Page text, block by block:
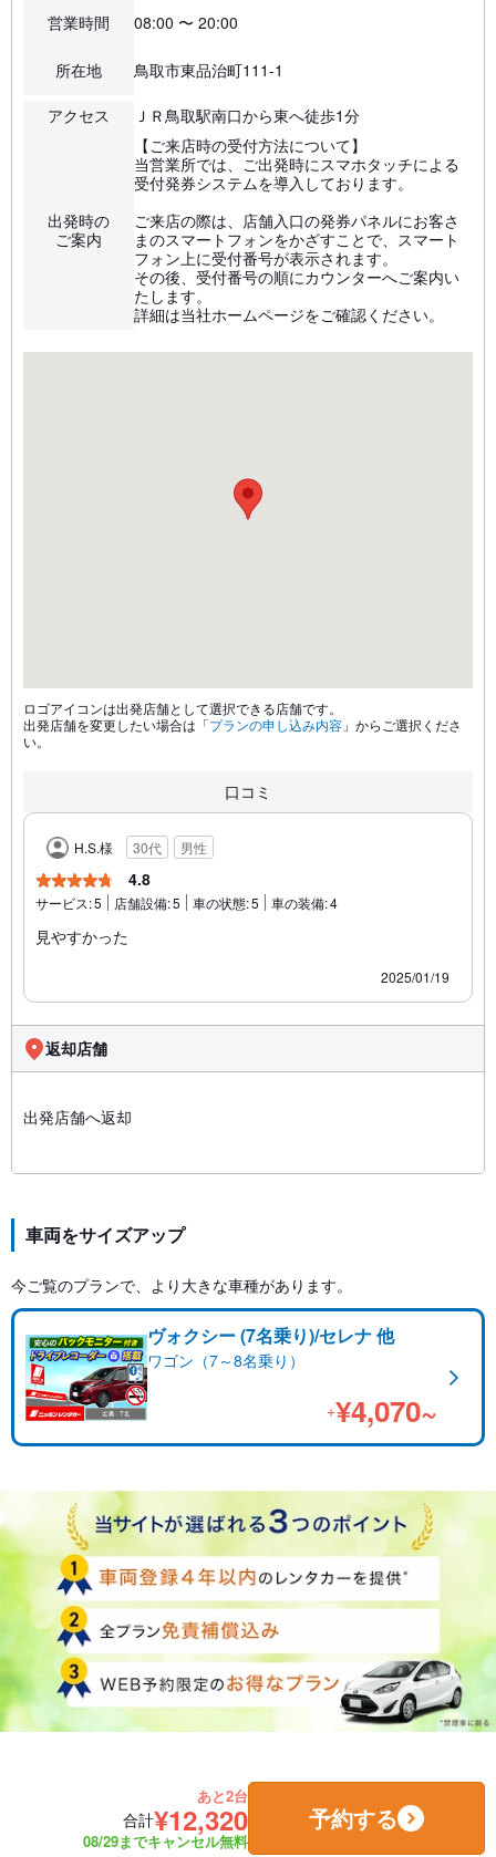
営業時間 08:00 〜 20:00
所在地 鳥取市東品治町111-1
アクセス ＪＲ鳥取駅南口から東へ徒歩1分
出発時の
ご案内
【ご来店時の受付方法について】
当営業所では、ご出発時にスマホタッチによる
受付発券システムを導入しております。
ご来店の際は、店舗入口の発券パネルにお客さ
まのスマートフォンをかざすことで、スマート
フォン上に受付番号が表示されます。
その後、受付番号の順にカウンターへご案内い
たします。
詳細は当社ホームページをご確認ください。
ロゴアイコンは出発店舗として選択できる店舗です。
出発店舗を変更したい場合は「プランの申し込み内容 」からご選択くださ
い。
口コミ
H.S.様 30代 男性
4.8
サービス:5 店舗設備:5 車の状態:5 車の装備:4
見やすかった
2025/01/19
返却店舗
出発店舗へ返却
車両をサイズアップ
今ご覧のプランで、より大きな車種があります。
ヴォクシー (7名乗り)/セレナ 他
ワゴン（7～8名乗り）
+¥4,070~
あと2台
合計¥12,320
08/29までキャンセル無料
予約する